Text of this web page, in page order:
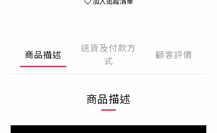
商品描述
送貨及付款方
式
顧客評價
商品描述